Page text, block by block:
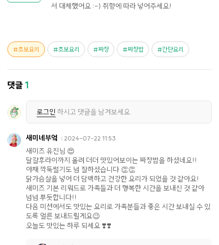
서 대체했어요 :-) 취향에 따라 넣어주세요!
초보요리 초보요리 짜장 짜장밥 간단요리
댓글1
로그인 하시고 댓글을 남겨보세요.
새미네부엌 2024-07-22 11:53
새미즈 유진님 😍
달걀후라이까지 올려 더더 맛있어보이는 짜장밥을 하셨네요!!
야채 깍둑썰기도 넘 잘하셨습니다 👏👏
닭가슴살을 넣어 더 담백하고 건강한 요리가 되었을 것 같아요!
새미즈 기본 리워드로 가족들과 더 행복한 시간을 보내신 것 같아
넘넘 뿌듯합니다!!
다음 미션에서도 맛있는 요리로 가족분들과 좋은 시간 보내실 수 있
도록 얼른 보내드릴게요😉
오늘도 맛있는 하루 되세요 ❣️❣️